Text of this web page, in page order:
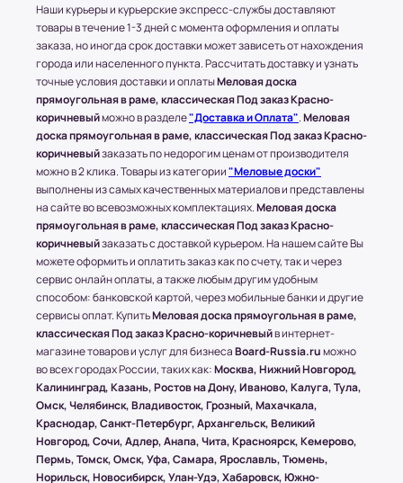
Доставка в другие области и города
осуществляется через любые ТК (Транспортные
компании), которые будут удобны клиенту.
С соседними регионами (кроме Москвы и МО) и
другими городами России компания Board-
Russia.ru работает по 100% предоплате.
Самые популярные Транспортные Компании:
ПЭК, СДЭК.
* Доставку, Наши клиенты оплачивают при
получении.
Доставка товара до пункта ТК по Москве
осуществляется бесплатно, при учете, что вес
всего заказа не превышает 15 кг или размером
1500х1000 (мм.).
(!) Все товары защищены от внешнего
воздействия посредством специальной
упаковки.
Условия оплаты в интернет-
супермаркете Board-Russia.ru
Наши курьеры и курьерские экспресс-службы доставляют
товары в течение 1-3 дней с момента оформления и оплаты
заказа, но иногда срок доставки может зависеть от нахождения
города или населенного пункта. Рассчитать доставку и узнать
точные условия доставки и оплатыМеловая доска
прямоугольная в раме, классическая Под заказ Красно-
коричневыйможно в разделе"Доставка и Оплата".Меловая
доска прямоугольная в раме, классическая Под заказ Красно-
коричневыйзаказать по недорогим ценам от производителя
можно в 2 клика. Товары из категории"Меловые доски"
выполнены из самых качественных материалов и представлены
на сайте во всевозможных комплектациях.Меловая доска
прямоугольная в раме, классическая Под заказ Красно-
коричневыйзаказать с доставкой курьером. На нашем сайте Вы
можете оформить и оплатить заказ как по счету, так и через
сервис онлайн оплаты, а также любым другим удобным
способом: банковской картой, через мобильные банки и другие
сервисы оплат. КупитьМеловая доска прямоугольная в раме,
классическая Под заказ Красно-коричневыйв интернет-
магазине товаров и услуг для бизнесаBoard-Russia.ruможно
во всех городах России, таких как:Москва, Нижний Новгород,
Калининград, Казань, Ростов на Дону, Иваново, Калуга, Тула,
Омск, Челябинск, Владивосток, Грозный, Махачкала,
Краснодар, Санкт-Петербург, Архангельск, Великий
Новгород, Сочи, Адлер, Анапа, Чита, Красноярск, Кемерово,
Пермь, Томск, Омск, Уфа, Самара, Ярославль, Тюмень,
Норильск, Новосибирск, Улан-Удэ, Хабаровск, Южно-